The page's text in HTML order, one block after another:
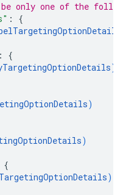
be only one of the
: {
: {
)
)
)
{
)